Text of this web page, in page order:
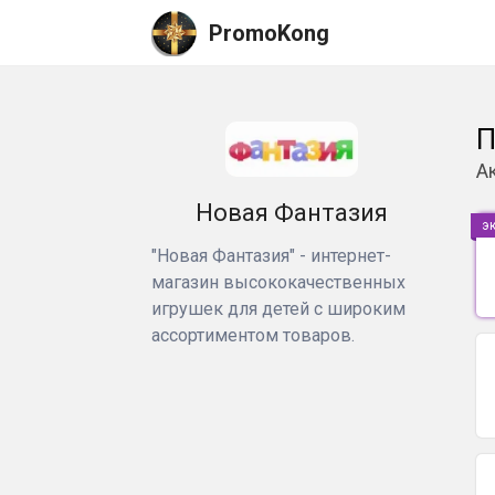
PromoKong
Новая Фантазия
"Новая Фантазия" - интернет-
магазин высококачественных
игрушек для детей с широким
ассортиментом товаров.